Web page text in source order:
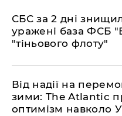
​СБС за 2 дні
уражені база ФСБ
"тіньового флоту"
​Від надії на
зими: The Atlantic
оптимізм навколо